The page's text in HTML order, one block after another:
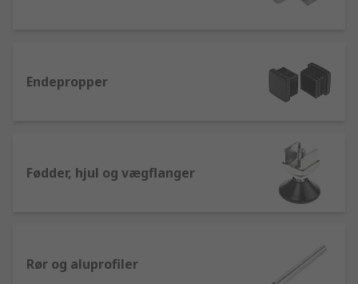
Endepropper
Fødder, hjul og vægflanger
Rør og aluprofiler